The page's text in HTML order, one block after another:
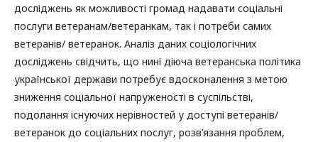
досліджень як можливості громад надавати соціальні
послуги ветеранам/ветеранкам, так і потреби самих
ветеранів/ ветеранок. Аналіз даних соціологічних
досліджень свідчить, що нині діюча ветеранська політика
української держави потребує вдосконалення з метою
зниження соціальної напруженості в суспільстві,
подолання існуючих нерівностей у доступі ветеранів/
ветеранок до соціальних послуг, розв’язання проблем,